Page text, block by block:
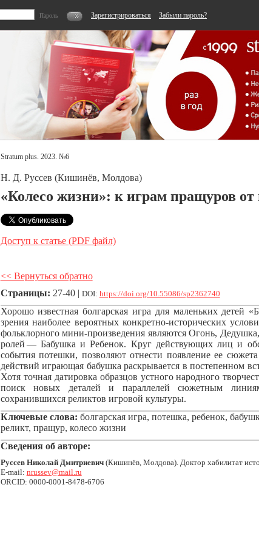
Пароль Зарегистрироваться Забыли пароль?
Stratum plus. 2023. №6
Н. Д. Руссев (Кишинёв, Молдова)
«Колесо жизни»: к играм пращуров от
Доступ к статье (PDF файл)
<< Вернуться обратно
Страницы: 27-40 | DOI: https://doi.org/10.55086/sp2362740
Хорошо известная болгарская игра для маленьких детей
зрения наиболее вероятных конкретно-исторических
фольклорного мини-произведения являются Огонь,
ролей — Бабушка и Ребенок. Круг действующих лиц и
события потешки, позволяют отнести появление ее
действий играющая бабушка раскрывается в постепенном
Хотя точная датировка образцов устного народного
поиск новых деталей и параллелей сюжетным
сохранившихся реликтов игровой культуры.
Ключевые слова: болгарская игра, потешка, ребенок,
реликт, пращур, колесо жизни
Сведения об авторе:
Руссев Николай Дмитриевич(Кишинёв, Молдова). Доктор хабилитат
E-mail: nrussev@mail.ru
ORCID: 0000-0001-8478-6706